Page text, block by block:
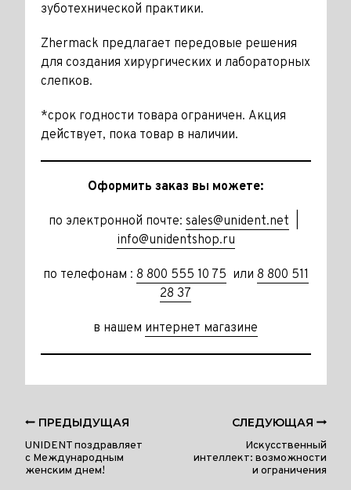
зуботехнической практики.
Zhermack предлагает передовые решения
для создания хирургических и лабораторных
слепков.
*срок годности товара ограничен. Акция
действует, пока товар в наличии.
Оформить заказ вы можете:
по электронной почте: sales@unident.net
info@unidentshop.ru
по телефонам : 8 800 555 10 75 или 8 800 511
28 37
в нашем интернет магазине
ПРЕДЫДУЩАЯ
UNIDENT поздравляет
с Международным
женским днем!
СЛЕДУЮЩАЯ
Искусственный
интеллект: возможности
и ограничения